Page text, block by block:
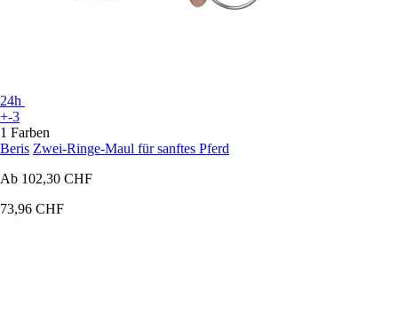
24h
+-3
1 Farben
Beris Zwei-Ringe-Maul für sanftes Pferd
Ab 102,30 CHF
73,96 CHF